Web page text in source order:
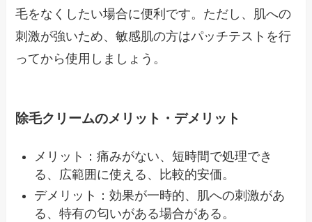
毛をなくしたい場合に便利です。ただし、肌への
刺激が強いため、敏感肌の方はパッチテストを行
ってから使用しましょう。
除毛クリームのメリット・デメリット
メリット：痛みがない、短時間で処理でき
る、広範囲に使える、比較的安価。
デメリット：効果が一時的、肌への刺激があ
る、特有の匂いがある場合がある。